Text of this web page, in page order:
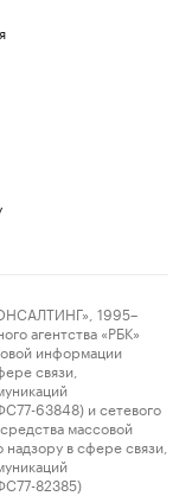
1995–
агентства «РБК»
информации
связи,
63848) и сетевого
массовой
в сфере связи,
82385)